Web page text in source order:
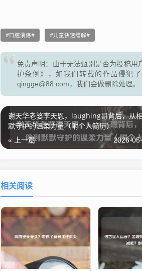
口腔溃疡 儿童快速缓解
免责声明：由于无法甄别是否为投稿
护条例》，如我们转载的作品侵犯
qingge@88.com，我们会做删除处理。
谢天华老婆李天恩，laughing哥背后，从
默守护的温柔力量（附个人简历）
« 上一篇 2026-
相关阅读